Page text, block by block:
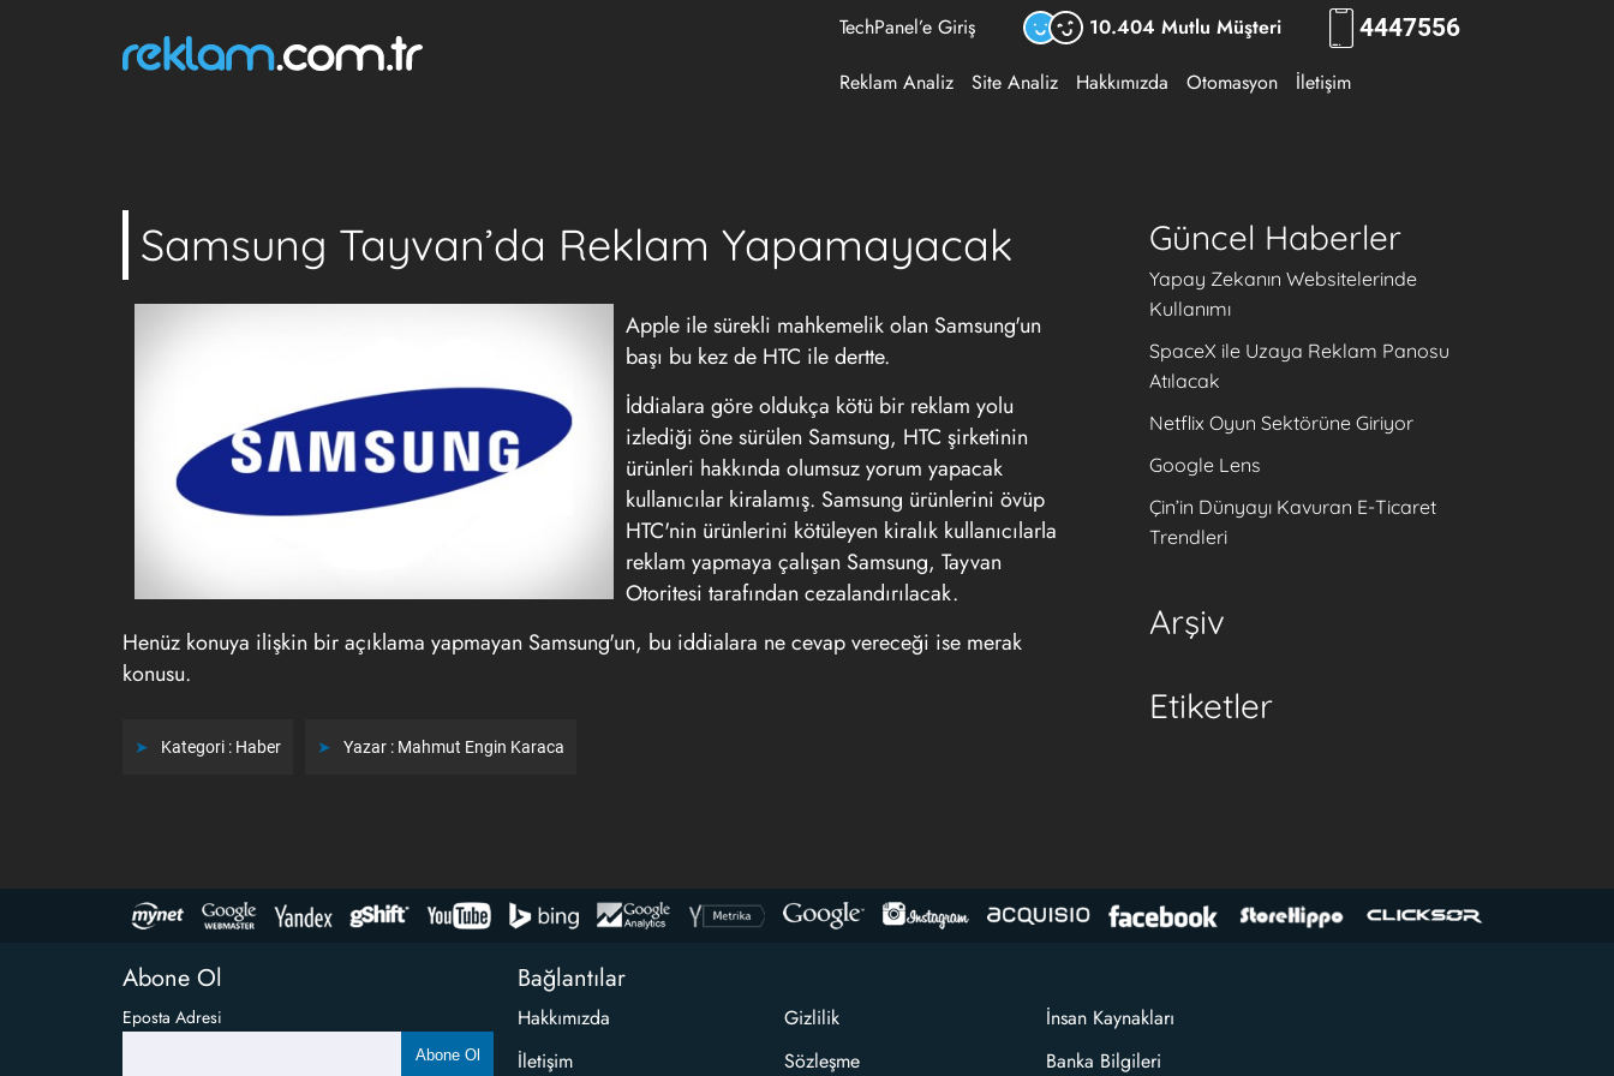
TechPanel’e Giriş 10.404 Mutlu Müşteri 4447556
Reklam Analiz Site Analiz Hakkımızda Otomasyon İletişim
Samsung Tayvan’da Reklam Yapamayacak
Apple ile sürekli mahkemelik olan Samsung'un
başı bu kez de HTC ile dertte.
İddialara göre oldukça kötü bir reklam yolu
izlediği öne sürülen Samsung, HTC şirketinin
ürünleri hakkında olumsuz yorum yapacak
kullanıcılar kiralamış. Samsung ürünlerini övüp
HTC'nin ürünlerini kötüleyen kiralık kullanıcılarla
reklam yapmaya çalışan Samsung, Tayvan
Otoritesi tarafından cezalandırılacak.
Henüz konuya ilişkin bir açıklama yapmayan Samsung'un, bu iddialara ne cevap vereceği ise merak
konusu.
Kategori : Haber Yazar : Mahmut Engin Karaca
Güncel Haberler
Yapay Zekanın Websitelerinde
Kullanımı
SpaceX ile Uzaya Reklam Panosu
Atılacak
Netflix Oyun Sektörüne Giriyor
Google Lens
Çin’in Dünyayı Kavuran E-Ticaret
Trendleri
Arşiv
Etiketler
Abone Ol
Eposta Adresi
Abone Ol
Bağlantılar
Hakkımızda
İletişim
Gizlilik
Sözleşme
İnsan Kaynakları
Banka Bilgileri